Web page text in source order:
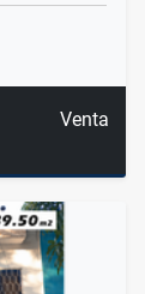
Venta